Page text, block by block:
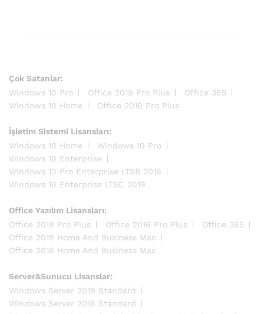
Çok Satanlar:
Windows 10 Pro
Office 2019 Pro Plus
Office 365
Windows 10 Home
Office 2016 Pro Plus
İşletim Sistemi Lisansları:
Windows 10 Home
Windows 10 Pro
Windows 10 Enterprise
Windows 10 Pro Enterprise LTSB 2016
Windows 10 Enterprise LTSC 2019
Office Yazılım Lisansları:
Office 2019 Pro Plus
Office 2016 Pro Plus
Office 365
Office 2019 Home And Business Mac
Office 2016 Home And Business Mac
Server&Sunucu Lisanslar:
Windows Server 2019 Standard
Windows Server 2016 Standard